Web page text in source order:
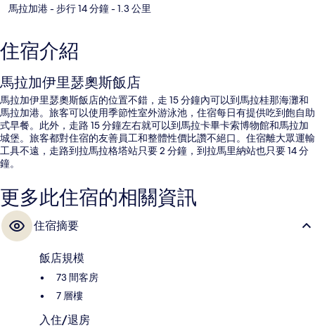
馬拉加港- 步行 14 分鐘- 1.3 公里
住宿介紹
馬拉加伊里瑟奧斯飯店
馬拉加伊里瑟奧斯飯店的位置不錯，走 15 分鐘內可以到馬拉桂那海灘和
馬拉加港。旅客可以使用季節性室外游泳池，住宿每日有提供吃到飽自助
式早餐。此外，走路 15 分鐘左右就可以到馬拉卡畢卡索博物館和馬拉加
城堡。旅客都對住宿的友善員工和整體性價比讚不絕口。住宿離大眾運輸
工具不遠，走路到拉馬拉格塔站只要 2 分鐘，到拉馬里納站也只要 14 分
鐘。
更多此住宿的相關資訊
住宿摘要
飯店規模
73 間客房
7 層樓
入住/退房